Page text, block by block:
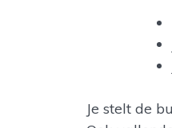
Je stelt de